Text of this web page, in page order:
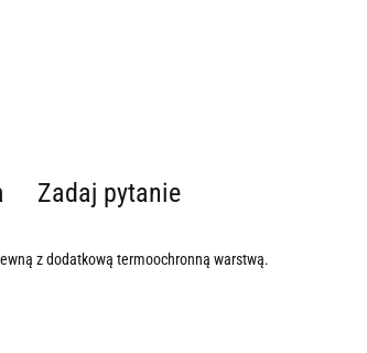
Zadaj pytanie
z dodatkową termoochronną warstwą.